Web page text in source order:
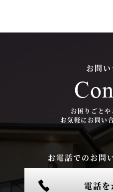
可能ですので 弊社担当者にご相談いただければ幸いで
隣の住宅の屋根の棟板金が外れて おり、Ｋ様
料メーカー様、協力会社様な
お問
お困りごとや
お気軽にお問い
お電話でのお問
電話を